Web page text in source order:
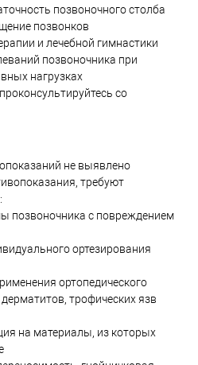
позвоночного столба
позвонков
и лечебной гимнастики
позвоночника при
нагрузках
со
не выявлено
требуют
позвоночника с повреждением
ортезирования
ортопедического
трофических язв
на материалы, из которых